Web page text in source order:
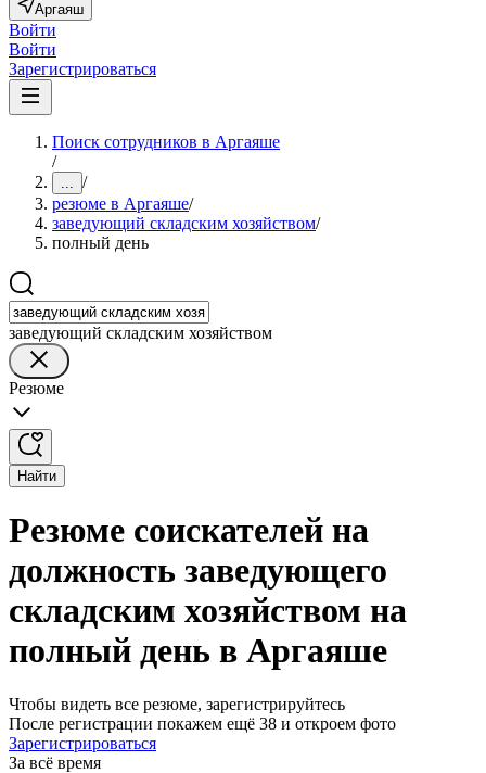
Аргаяш
Войти
Войти
Зарегистрироваться
Поиск сотрудников в Аргаяше
/
... /
резюме в Аргаяше/
заведующий складским хозяйством/
полный день
заведующий складским хозяйством
Резюме
Найти
Резюме соискателей на
должность заведующего
складским хозяйством на
полный день в Аргаяше
Чтобы видеть все резюме, зарегистрируйтесь
После регистрации покажем ещё 38 и откроем фото
Зарегистрироваться
За всё время